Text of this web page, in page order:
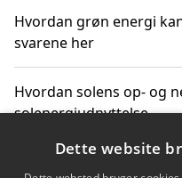
Hvordan grøn energi
svarene her
Hvordan solens op- og
solenergiudnyttelse
Hvordan du får svar på
Dette website